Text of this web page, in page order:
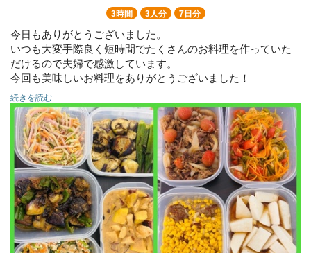
3時間 3人分 7日分
今日もありがとうございました。
いつも大変手際良く短時間でたくさんのお料理を作っていた
だけるので夫婦で感激しています。
今回も美味しいお料理をありがとうございました！
⚪︎とりと根菜の炊き込みごはん
⚪︎豚肉入りミネストローネ
⚪︎ハンバーグコーンバターソース
⚪︎鰤の甘酢漬け
⚪︎トマト入りすき焼き風煮
⚪︎とりとさつまいもの味噌ミルク煮
⚪︎なすピーマン味噌炒め
⚪︎ごぼうサラダ
⚪︎長芋浅漬け
⚪︎なすオクラ焼き浸し
⚪︎白和え
続きを読む